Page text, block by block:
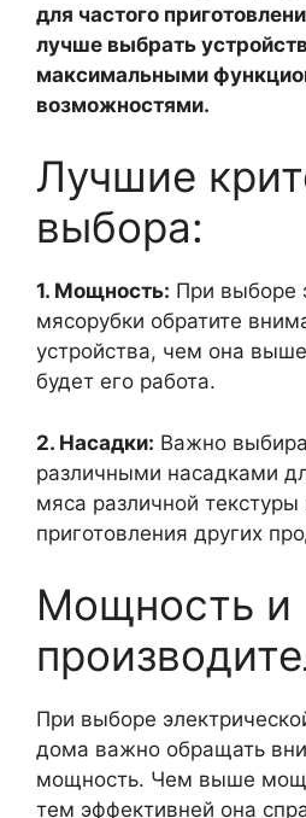
для частого
лучше выбрать
максимальными
возможностями.
Лучшие
выбора:
1. Мощность: При выборе
мясорубки обратите
устройства, чем она
будет его работа.
2. Насадки: Важно
различными насадками
мяса различной текстуры
приготовления других
Мощность и
При выборе
дома важно обращать
мощность. Чем выше
тем эффективней она